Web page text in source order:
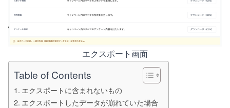
エクスポート画面
Table of Contents
エクスポートに含まれないもの
エクスポートしたデータが崩れていた場合